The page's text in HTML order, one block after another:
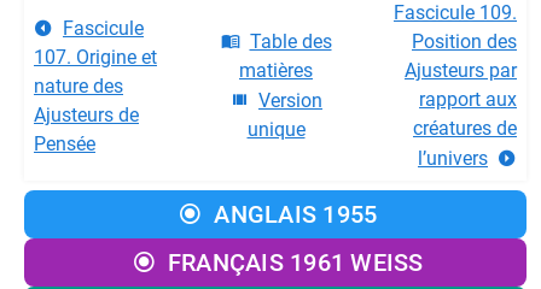
Fascicule
107. Origine et
nature des
Ajusteurs de
Pensée
Table des
matières
Version
unique
Fascicule 109.
Position des
Ajusteurs par
rapport aux
créatures de
l’univers
ANGLAIS 1955
FRANÇAIS 1961 WEISS